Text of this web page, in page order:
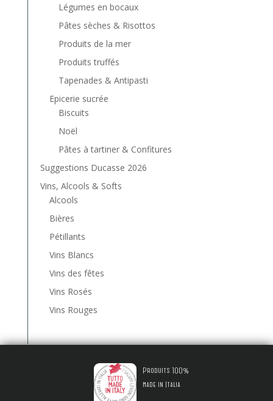
Légumes en bocaux
Pâtes sèches & Risottos
Produits de la mer
Produits truffés
Tapenades & Antipasti
Epicerie sucrée
Biscuits
Noël
Pâtes à tartiner & Confitures
Suggestions Ducasse 2026
Vins, Alcools & Softs
Alcools
Bières
Pétillants
Vins Blancs
Vins des fêtes
Vins Rosés
Vins Rouges
Produits 100%
made in Italia